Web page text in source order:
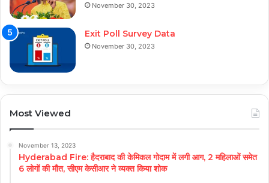
November 30, 2023
Exit Poll Survey Data
November 30, 2023
Most Viewed
November 13, 2023
Hyderabad Fire: हैदराबाद की केमिकल गोदाम में लगी आग, 2 महिलाओं समेत
6 लोगों की मौत, सीएम केसीआर ने व्यक्त किया शोक